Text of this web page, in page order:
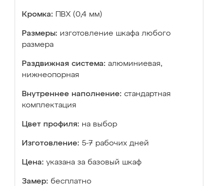
Кромка: ПВХ (0,4 мм)
Размеры: изготовление шкафа любого
размера
Раздвижная система: алюминиевая,
нижнеопорная
Внутреннее наполнение: стандартная
комплектация
Цвет профиля: на выбор
Изготовление: 5-7 рабочих дней
Цена: указана за базовый шкаф
Замер: бесплатно